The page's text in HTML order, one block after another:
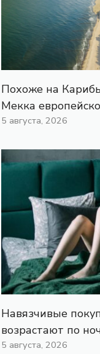
Похоже на
Мекка
5 августа, 2026
Навязчивые
возрастают по
5 августа, 2026